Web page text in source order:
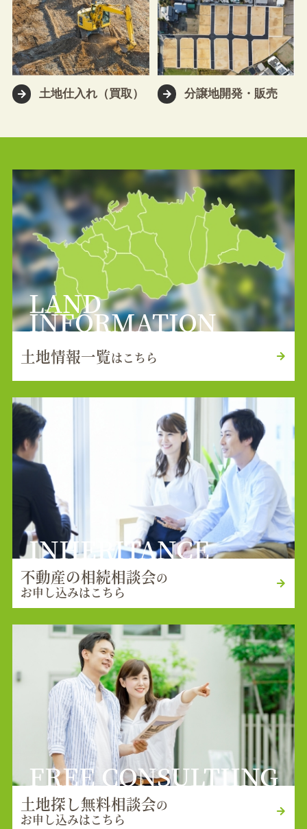
土地仕入れ（買取） 分譲地開発・販売
LAND
INFORMATION
土地情報一覧はこちら
INHERITANCE
不動産の相続相談会の
お申し込みはこちら
FREE CONSULTIING
土地探し無料相談会の
お申し込みはこちら